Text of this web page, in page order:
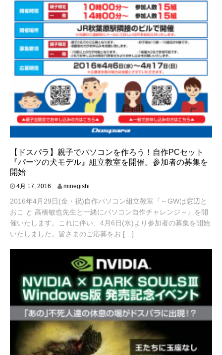
【ドスパラ】親子でパソコンを作ろう！自作PCセット
『パーツの犬モデル』組立教室を開催。参加者の募集を
開始
4月 17, 2016
1
8
2
0
minegishi
2016年4月29日(金・祝)自作パソコン組立教室『～GWは窓辺と
おこ と 高橋敏也先生と一緒にパソコン自作チャレンジ～』を開
催いたします。これに伴い、4月6日(水)より参加者の募集を開始
いたしました。皆さまのご応募をお […]